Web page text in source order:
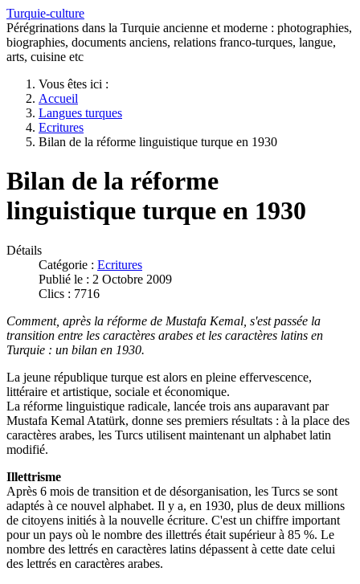
Turquie-culture
Pérégrinations dans la Turquie ancienne et moderne : photographies,
biographies, documents anciens, relations franco-turques, langue,
arts, cuisine etc
Vous êtes ici :
Accueil
Langues turques
Ecritures
Bilan de la réforme linguistique turque en 1930
Bilan de la réforme
linguistique turque en 1930
Détails
Catégorie : Ecritures
Publié le : 2 Octobre 2009
Clics : 7716
Comment, après la réforme de Mustafa Kemal, s'est passée la
transition entre les caractères arabes et les caractères latins en
Turquie : un bilan en 1930.
La jeune république turque est alors en pleine effervescence,
littéraire et artistique, sociale et économique.
La réforme linguistique radicale, lancée trois ans auparavant par
Mustafa Kemal Atatürk, donne ses premiers résultats : à la place des
caractères arabes, les Turcs utilisent maintenant un alphabet latin
modifié.
Illettrisme
Après 6 mois de transition et de désorganisation, les Turcs se sont
adaptés à ce nouvel alphabet. Il y a, en 1930, plus de deux millions
de citoyens initiés à la nouvelle écriture. C'est un chiffre important
pour un pays où le nombre des illettrés était supérieur à 85 %. Le
nombre des lettrés en caractères latins dépassent à cette date celui
des lettrés en caractères arabes.